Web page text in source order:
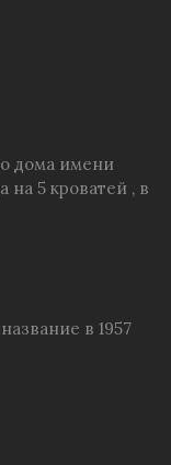
дома имени
на 5 кроватей , в
в 1957